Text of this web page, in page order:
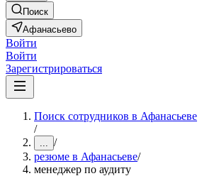
Поиск
Афанасьево
Войти
Войти
Зарегистрироваться
Поиск сотрудников в Афанасьеве
/
... /
резюме в Афанасьеве/
менеджер по аудиту